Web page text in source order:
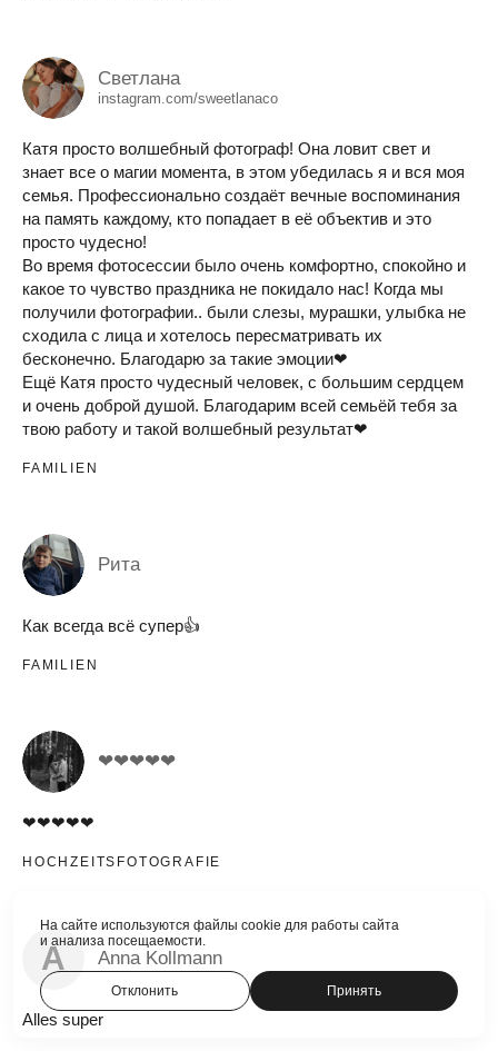
Светлана
instagram.com/sweetlanaco
Катя просто волшебный фотограф! Она ловит свет и
знает все о магии момента, в этом убедилась я и вся моя
семья. Профессионально создаёт вечные воспоминания
на память каждому, кто попадает в её объектив и это
просто чудесно!
Во время фотосессии было очень комфортно, спокойно и
какое то чувство праздника не покидало нас! Когда мы
получили фотографии.. были слезы, мурашки, улыбка не
сходила с лица и хотелось пересматривать их
бесконечно. Благодарю за такие эмоции❤
Ещё Катя просто чудесный человек, с большим сердцем
и очень доброй душой. Благодарим всей семьёй тебя за
твою работу и такой волшебный результат❤
FAMILIEN
Рита
Как всегда всё супер👍
FAMILIEN
❤❤❤❤❤
❤❤❤❤❤
HOCHZEITSFOTOGRAFIE
A Anna Kollmann
Alles super
На сайте используются файлы cookie для работы сайта
и анализа посещаемости.
Отклонить Принять